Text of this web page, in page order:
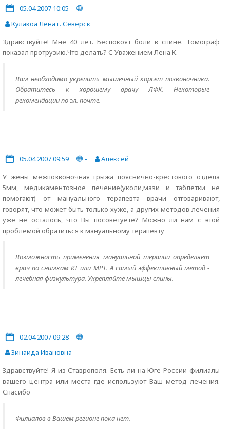
05.04.2007 10:05
-
Кулакоа Лена г. Северск
Здравствуйте! Мне 40 лет. Беспокоят боли в спине. Томограф
показал протрузию.Что делать? С Уважением Лена К.
Вам необходимо укрепить мышечный корсет позвоночника.
Обратитесь к хорошему врачу ЛФК. Некоторые
рекомендации по эл. почте.
05.04.2007 09:59 -
Алексей
У жены межпозвоночная грыжа пояснично-крестового отдела
5мм, медикаментозное лечение(уколи,мази и таблетки не
помогают) от мануального терапевта врачи отговаривают,
говорят, что может быть только хуже, а других методов лечения
уже не осталось, что Вы посоветуете? Можно ли нам с этой
проблемой обратиться к мануальному терапевту
Возможность применения мануальной терапии определяет
врач по снимкам КТ или МРТ. А самый эффективный метод -
лечебная физкультура. Укрепляйте мышцы спины.
02.04.2007 09:28
-
Зинаида Ивановна
Здравствуйте! Я из Ставрополя. Есть ли на Юге России филиалы
вашего центра или места где используют Ваш метод лечения.
Спасибо
Филиалов в Вашем регионе пока нет.